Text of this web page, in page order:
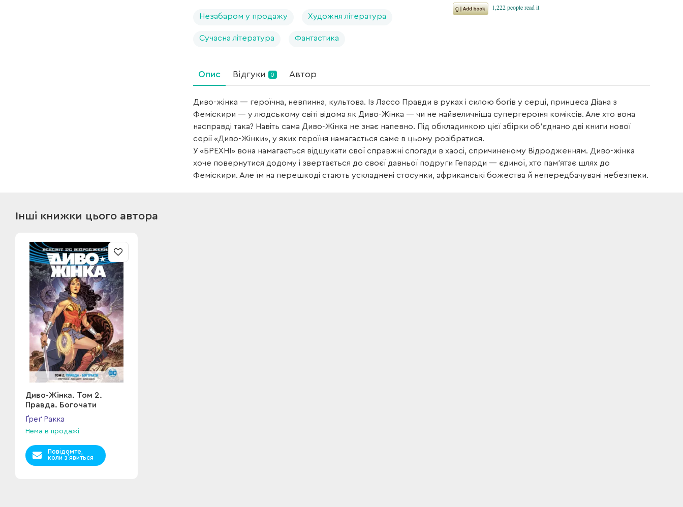
Незабаром у продажу Художня література
Сучасна література Фантастика
Опис Відгуки 0 Автор
Диво-жінка — героїчна, невпинна, культова. Із Лассо Правди в руках і силою богів у серці, принцеса Діана з
Феміскири — у людському світі відома як Диво-Жінка — чи не найвеличніша супергероїня коміксів. Але хто вона
насправді така? Навіть сама Диво-Жінка не знає напевно. Під обкладинкою цієї збірки об’єднано дві книги нової
серії «Диво-Жінки», у яких героїня намагається саме в цьому розібратися.
У «БРЕХНІ» вона намагається відшукати свої справжні спогади в хаосі, спричиненому Відродженням. Диво-жінка
хоче повернутися додому і звертається до своєї давньої подруги Гепарди — єдиної, хто пам’ятає шлях до
Феміскири. Але їм на перешкоді стають ускладнені стосунки, африканські божества й непередбачувані небезпеки.
Інші книжки цього автора
Диво-Жінка. Том 2.
Правда. Богочати
Ґреґ Ракка
Нема в продажі
Повідомте,
коли з`явиться